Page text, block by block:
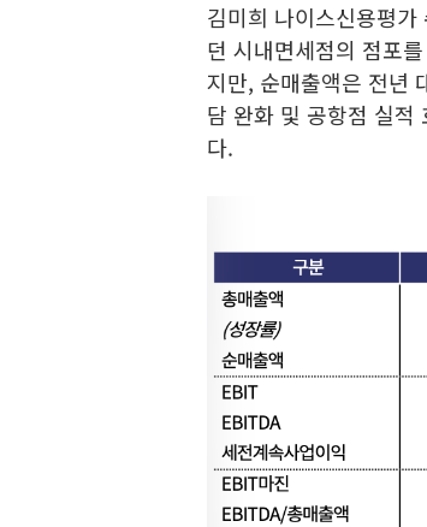
김미희 나이스신용평
던 시내면세점의 점포
지만, 순매출액은 전년
담 완화 및 공항점 실적
다.